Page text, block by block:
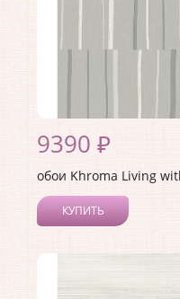
9390 ₽
обои Khroma Living
КУПИТЬ
Коллекция:
Living with Art
Ширина рулона: